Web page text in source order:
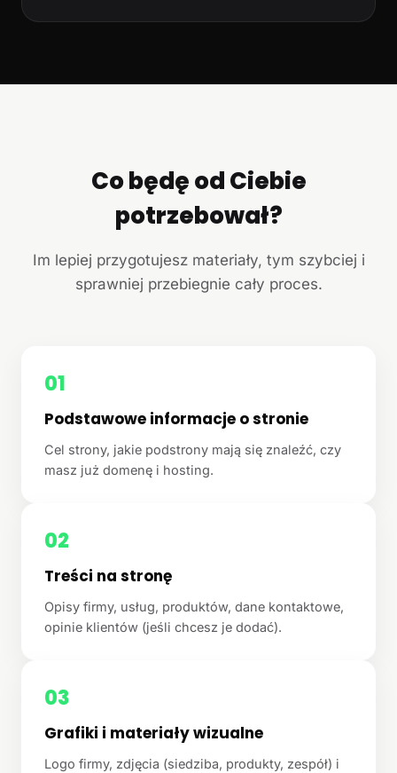
Co będę od Ciebie
potrzebował?
Im lepiej przygotujesz materiały, tym szybciej i
sprawniej przebiegnie cały proces.
01
Podstawowe informacje o stronie
Cel strony, jakie podstrony mają się znaleźć, czy
masz już domenę i hosting.
02
Treści na stronę
Opisy firmy, usług, produktów, dane kontaktowe,
opinie klientów (jeśli chcesz je dodać).
03
Grafiki i materiały wizualne
Logo firmy, zdjęcia (siedziba, produkty, zespół) i